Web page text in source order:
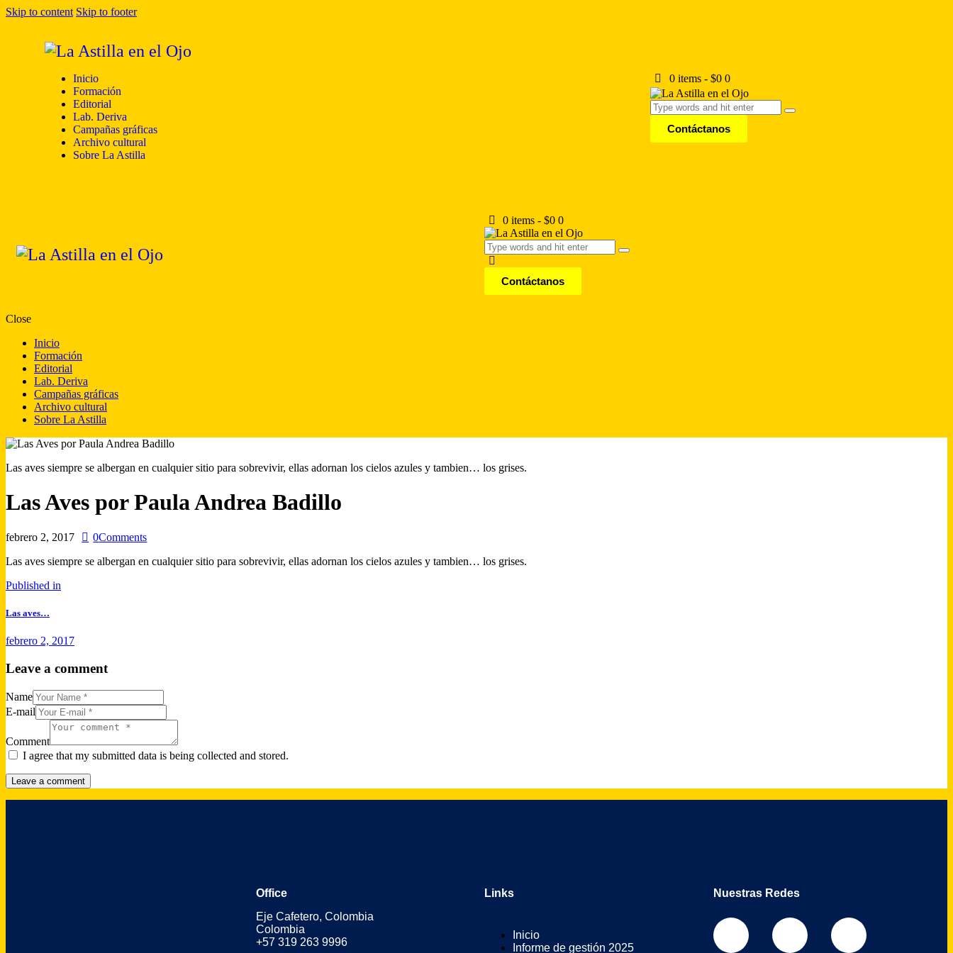
Skip to content Skip to footer
Inicio
Formación
Editorial
Lab. Deriva
Campañas gráficas
Archivo cultural
Sobre La Astilla
0 items- $0 0
Contáctanos
0 items -$0 0
Contáctanos
Close
Inicio
Formación
Editorial
Lab. Deriva
Campañas gráficas
Archivo cultural
Sobre La Astilla
Las aves siempre se albergan en cualquier sitio para sobrevivir, ellas adornan los cielos azules y tambien… los grises.
Las Aves por Paula Andrea Badillo
febrero 2, 2017 0Comments
Las aves siempre se albergan en cualquier sitio para sobrevivir, ellas adornan los cielos azules y tambien… los grises.
Published in
Las aves…
febrero 2, 2017
Leave a comment
Name
E-mail
Comment
I agree that my submitted data is being collected and stored.
Office
Eje Cafetero, Colombia
Colombia
+57 319 263 9996
Links
Inicio
Informe de gestión 2025
Nuestras Redes